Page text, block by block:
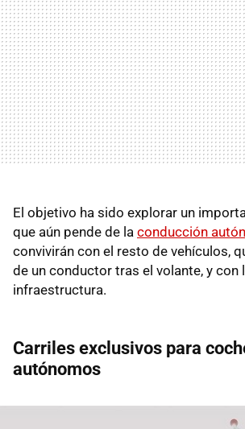
El objetivo ha sido explorar un
que aún pende de la conducción
convivirán con el resto de vehículos,
de un conductor tras el volante, y con
infraestructura.
Carriles exclusivos para
autónomos